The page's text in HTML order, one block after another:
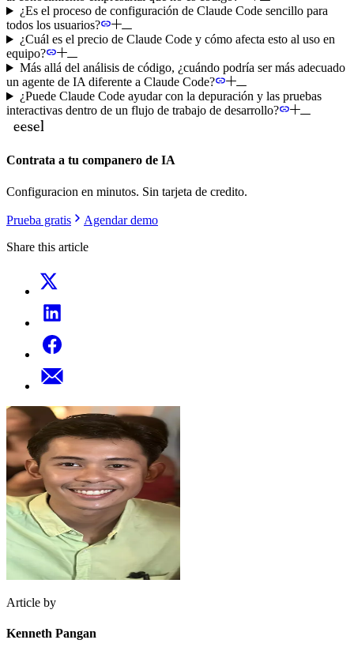
¿Es el proceso de configuración de Claude Code sencillo para
todos los usuarios?
¿Cuál es el precio de Claude Code y cómo afecta esto al uso en
equipo?
Más allá del análisis de código, ¿cuándo podría ser más adecuado
un agente de IA diferente a Claude Code?
¿Puede Claude Code ayudar con la depuración y las pruebas
interactivas dentro de un flujo de trabajo de desarrollo?
Contrata a tu companero de IA
Configuracion en minutos. Sin tarjeta de credito.
Prueba gratis
Agendar demo
Share this article
Article by
Kenneth Pangan